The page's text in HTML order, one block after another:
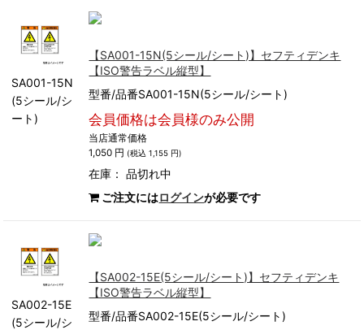
SA001-15N
(5シール/シ
ート)
【SA001-15N(5シール/シート)】セフティデンキ
【ISO警告ラベル縦型】
型番/品番SA001-15N(5シール/シート)
会員価格は会員様のみ公開
当店通常価格
1,050 円 (税込 1,155 円)
在庫：品切れ中
ご注文にはログインが必要です
SA002-15E
(5シール/シ
【SA002-15E(5シール/シート)】セフティデンキ
【ISO警告ラベル縦型】
型番/品番SA002-15E(5シール/シート)